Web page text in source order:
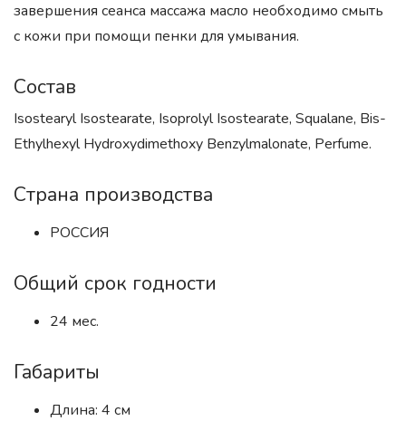
завершения сеанса массажа масло необходимо смыть
с кожи при помощи пенки для умывания.
Состав
Isostearyl Isostearate, Isoprolyl Isostearate, Squalane, Bis-
Ethylhexyl Hydroxydimethoxy Benzylmalonate, Perfume.
Страна производства
РОССИЯ
Общий срок годности
24 мес.
Габариты
Длина: 4 см